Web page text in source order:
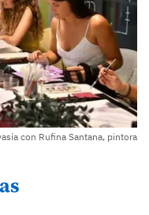
con Rufina Santana, pintora